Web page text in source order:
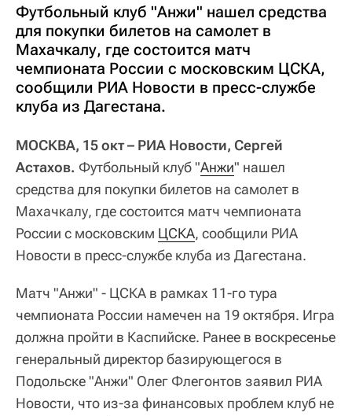
Футбольный клуб "Анжи" нашел средства
для покупки билетов на самолет в
Махачкалу, где состоится матч
чемпионата России с московским ЦСКА,
сообщили РИА Новости в пресс-службе
клуба из Дагестана.
МОСКВА, 15 окт – РИА Новости, Сергей
Астахов. Футбольный клуб "Анжи" нашел
средства для покупки билетов на самолет в
Махачкалу, где состоится матч чемпионата
России с московским ЦСКА, сообщили РИА
Новости в пресс-службе клуба из Дагестана.
Матч "Анжи" - ЦСКА в рамках 11-го тура
чемпионата России намечен на 19 октября. Игра
должна пройти в Каспийске. Ранее в воскресенье
генеральный директор базирующегося в
Подольске "Анжи" Олег Флегонтов заявил РИА
Новости, что из-за финансовых проблем клуб не